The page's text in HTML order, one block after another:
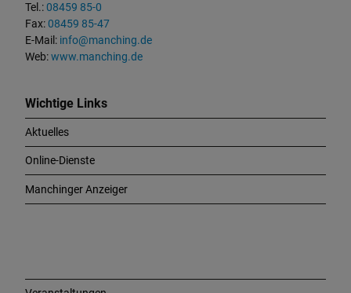
Tel.:08459 85-0
Fax:08459 85-47
E-Mail: info@manching.de
Web:www.manching.de
Wichtige Links
Aktuelles
Online-Dienste
Manchinger Anzeiger